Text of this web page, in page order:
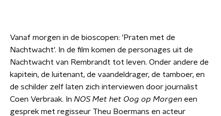
Vanaf morgen in de bioscopen: 'Praten met de
Nachtwacht'. In de film komen de personages uit de
Nachtwacht van Rembrandt tot leven. Onder andere de
kapitein, de luitenant, de vaandeldrager, de tamboer, en
de schilder zelf laten zich interviewen door journalist
Coen Verbraak. In NOS Met het Oog op Morgen een
gesprek met regisseur Theu Boermans en acteur